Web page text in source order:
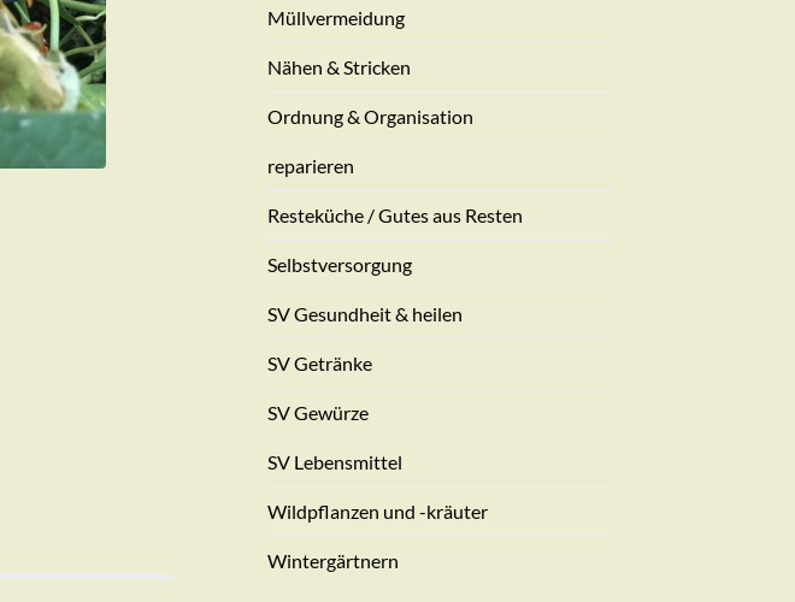
Müllvermeidung
Nähen & Stricken
Ordnung & Organisation
reparieren
Resteküche / Gutes aus Resten
Selbstversorgung
SV Gesundheit & heilen
SV Getränke
SV Gewürze
SV Lebensmittel
Wildpflanzen und -kräuter
Wintergärtnern